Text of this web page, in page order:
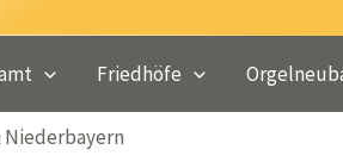
Friedhöfe
Niederbayern